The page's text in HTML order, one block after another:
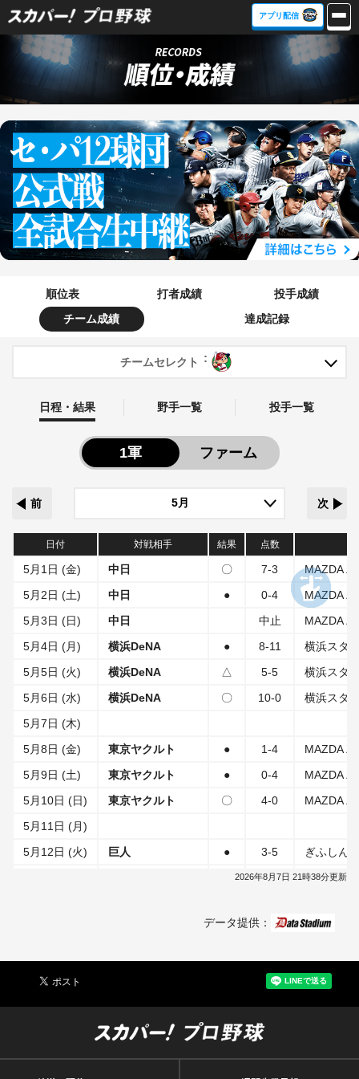
アプリ配信
順位表 打者成績
投手成績
チーム成績
達成記録
チームセレクト
日程・結果 野手一覧 投手一覧
1軍 ファーム
前 次
日付 対戦相手 結果 点数
5月1日 (金) 中日 〇 7-3
MAZDA
5月2日 (土)
中日 ● 0-4
MAZDA
5月3日 (日)
中日 中止
MAZDA
5月4日 (月)
横浜DeNA ● 8-11
横浜スタ
5月5日 (火)
横浜DeNA △ 5-5
横浜スタ
5月6日 (水)
横浜DeNA 〇 10-0
横浜スタ
5月7日 (木)
5月8日 (金)
東京ヤクルト ● 1-4
MAZDA
5月9日 (土)
東京ヤクルト ● 0-4
MAZDA
5月10日 (日)
東京ヤクルト 〇 4-0
MAZDA
5月11日 (月)
5月12日 (火)
巨人 ● 3-5
ぎふしん
2-4
セーレン
〇 2-0
阪神甲子
5月17日 (日) 1-0 阪神甲子
2026年8月7日 21時38分更新
データ提供：